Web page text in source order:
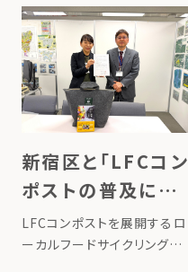
した 「Compost
Journey（コンポストジャー
ニー）」。 LFCコンポストを活
用し、家庭で作った生ごみ堆
肥で、東日本大震災で被災
[…]
新宿区と「LFCコン
ポストの普及によ
る食品ロス削減の
推進に関する覚書」
LFCコンポストを展開するロ
ーカルフードサイクリング株